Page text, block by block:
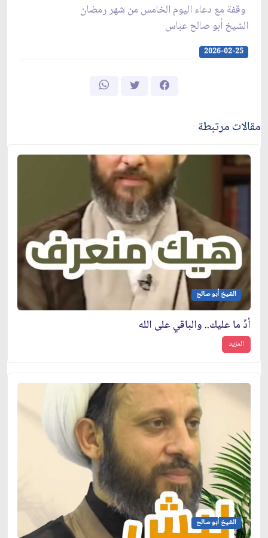
وقفة مع دعاء اليوم الخامس من شهر رمضان
الشيخ أبو صالح عباس
2026-02-25
مقالات مرتبطة
الشيخ أبو صالح
أدِّ ما عليك.. والباقي على الله
المزيد
الشيخ أبو صالح